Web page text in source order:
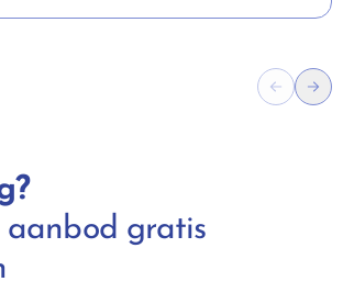
2 3
slide 4 Vorige
aanbod gratis